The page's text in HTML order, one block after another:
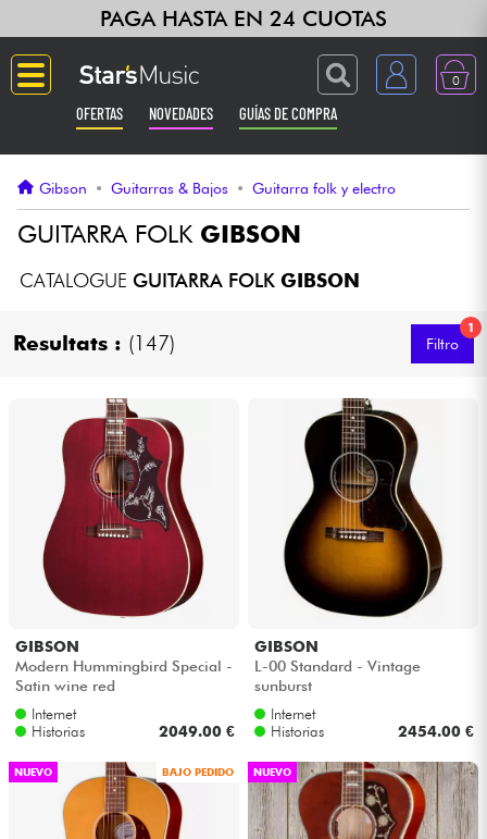
PAGA HASTA EN 24 CUOTAS
0
OFERTAS NOVEDADES GUÍAS DE COMPRA
Guitarras & Bajos
Ampli & Efectos
Pianos
Sintetizadores & samplers
Grabación
Auriculares
Sistemas de Sonido
Luces
Batería y percusión
Gibson • Guitarras & Bajos • Guitarra folk y electro
GUITARRA FOLK GIBSON
CATALOGUE GUITARRA FOLK GIBSON
Resultats : (147)
1
Filtro
GIBSON
Modern Hummingbird Special -
Satin wine red
Internet
Historias
2049.00 €
GIBSON
L-00 Standard - Vintage
sunburst
Internet
Historias
2454.00 €
NUEVO BAJO PEDIDO NUEVO